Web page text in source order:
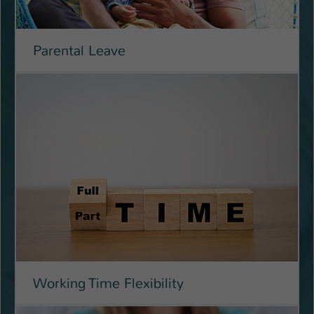
Parental Leave
Working Time Flexibility
Zweck
Einstellungen. Unter anderem eine zufällig
generierte ID, für die historische
Einstellungen, falls der Webseiten-
Dieses Cookie ist ein Standard-Session-
Cookie von TYPO3. Es speichert im Fall
eines Intranet-Logins die Session-ID. So
wiedererkannt werden und es wird ihm
Zugang zu geschützten Bereichen